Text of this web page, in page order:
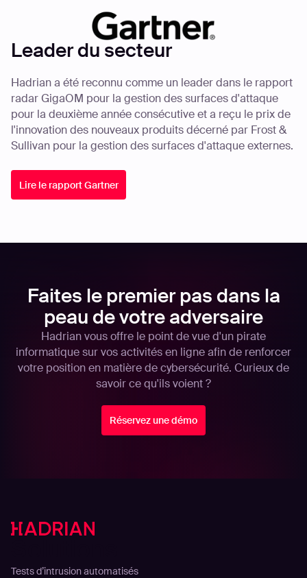
Leader du secteur
Hadrian a été reconnu comme un leader dans le rapport
radar GigaOM pour la gestion des surfaces d'attaque
pour la deuxième année consécutive et a reçu le prix de
l'innovation des nouveaux produits décerné par Frost &
Sullivan pour la gestion des surfaces d'attaque externes.
Lire le rapport Gartner
Faites le premier pas dans la
peau de votre adversaire
Hadrian vous offre le point de vue d'un pirate
informatique sur vos activités en ligne afin de renforcer
votre position en matière de cybersécurité. Curieux de
savoir ce qu'ils voient ?
Réservez une démo
Tests d’intrusion automatisés